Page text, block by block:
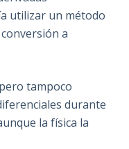
utilizar un método
a
tampoco
durante
la física la